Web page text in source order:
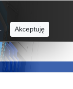
Akceptuję